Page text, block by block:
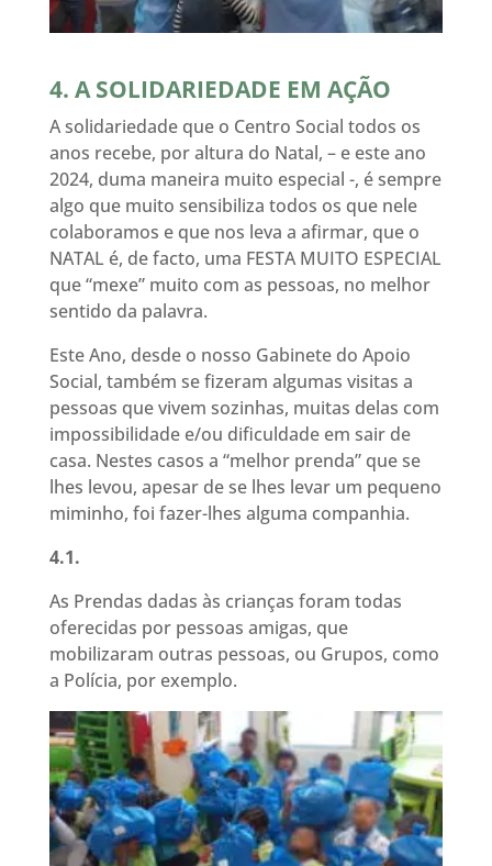
4. A SOLIDARIEDADE EM AÇÃO
A solidariedade que o Centro Social todos os
anos recebe, por altura do Natal, – e este ano
2024, duma maneira muito especial -, é sempre
algo que muito sensibiliza todos os que nele
colaboramos e que nos leva a afirmar, que o
NATAL é, de facto, uma FESTA MUITO ESPECIAL
que “mexe” muito com as pessoas, no melhor
sentido da palavra.
Este Ano, desde o nosso Gabinete do Apoio
Social, também se fizeram algumas visitas a
pessoas que vivem sozinhas, muitas delas com
impossibilidade e/ou dificuldade em sair de
casa. Nestes casos a “melhor prenda” que se
lhes levou, apesar de se lhes levar um pequeno
miminho, foi fazer-lhes alguma companhia.
4.1.
As Prendas dadas às crianças foram todas
oferecidas por pessoas amigas, que
mobilizaram outras pessoas, ou Grupos, como
a Polícia, por exemplo.